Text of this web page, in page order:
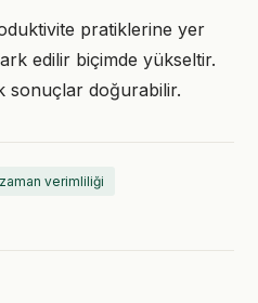
pratiklerine yer
edilir biçimde yükseltir.
sonuçlar doğurabilir.
zaman verimliliği